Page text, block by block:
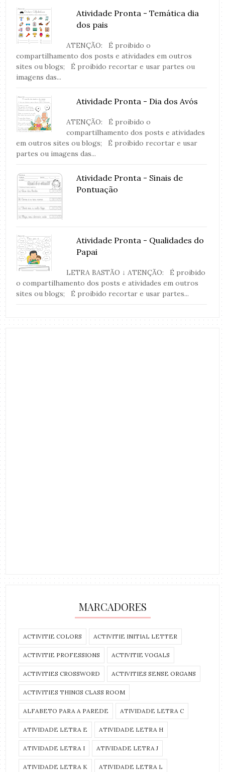
Atividade Pronta - Temática dia
dos pais
ATENÇÃO: É proibido o
compartilhamento dos posts e atividades em outros
sites ou blogs; É proibido recortar e usar partes ou
imagens das...
Atividade Pronta - Dia dos Avós
ATENÇÃO: É proibido o
compartilhamento dos posts e atividades
em outros sites ou blogs; É proibido recortar e usar
partes ou imagens das...
Atividade Pronta - Sinais de
Pontuação
Atividade Pronta - Qualidades do
Papai
LETRA BASTÃO ↓ ATENÇÃO: É proibido
o compartilhamento dos posts e atividades em outros
sites ou blogs; É proibido recortar e usar partes...
MARCADORES
ACTIVITIE COLORS ACTIVITIE INITIAL LETTER
ACTIVITIE PROFESSIONS ACTIVITIE VOGALS
ACTIVITIES CROSSWORD ACTIVITIES SENSE ORGANS
ACTIVITIES THINGS CLASS ROOM
ALFABETO PARA A PAREDE ATIVIDADE LETRA C
ATIVIDADE LETRA E ATIVIDADE LETRA H
ATIVIDADE LETRA I ATIVIDADE LETRA J
ATIVIDADE LETRA K ATIVIDADE LETRA L